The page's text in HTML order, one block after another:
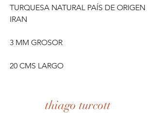
TURQUESA NATURAL PAÍS DE ORIGEN
IRAN
3 MM GROSOR
20 CMS LARGO
thiago turcott